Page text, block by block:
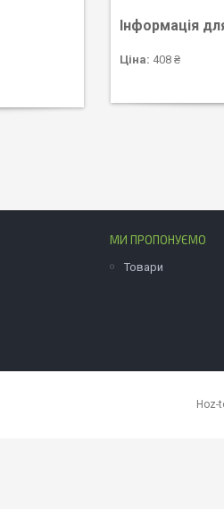
Інформація
Ціна: 408 ₴
МИ ПРОПОНУЄМО
Товари